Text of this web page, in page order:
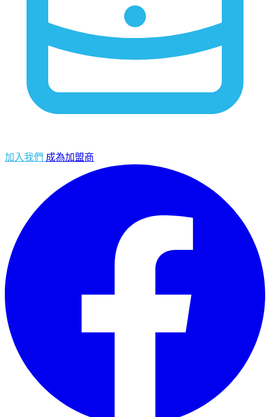
加入我們 成為加盟商